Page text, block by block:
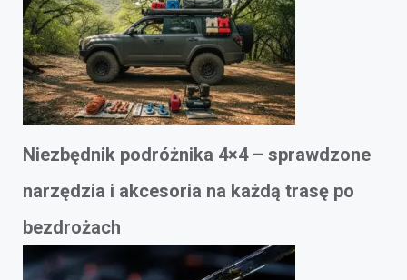
Niezbędnik podróżnika 4×4 – sprawdzone
narzędzia i akcesoria na każdą trasę po
bezdrożach